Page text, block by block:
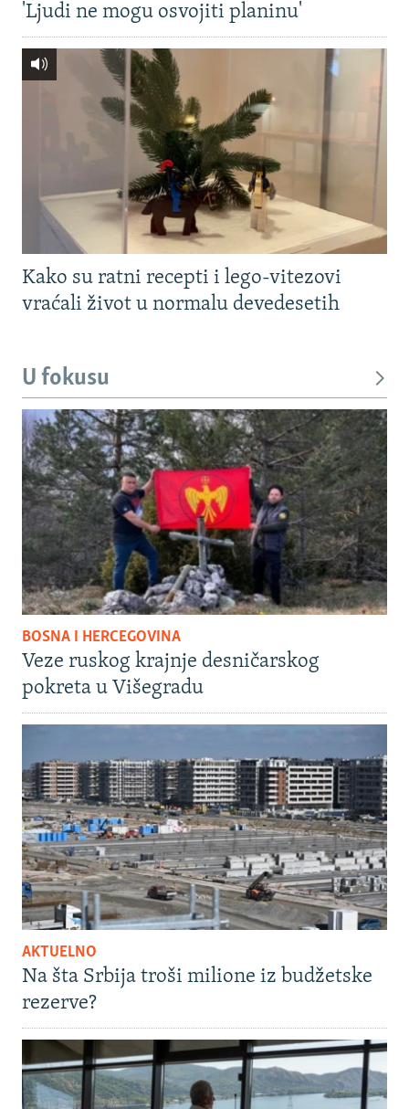
'Ljudi ne mogu osvojiti planinu'
Kako su ratni recepti i lego-vitezovi
vraćali život u normalu devedesetih
U fokusu
BOSNA I HERCEGOVINA
Veze ruskog krajnje desničarskog
pokreta u Višegradu
AKTUELNO
Na šta Srbija troši milione iz budžetske
rezerve?